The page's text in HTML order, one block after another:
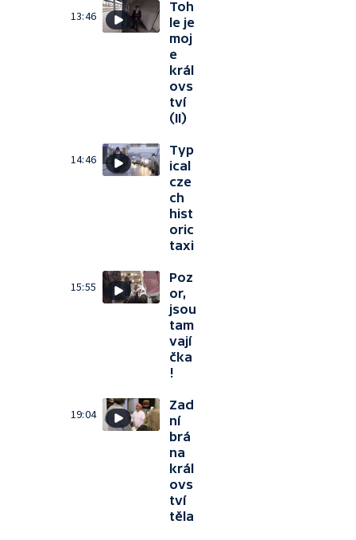
13:46
Toh
le je
moj
e
král
ovs
tví
(II)
14:46
Typ
ical
cze
ch
hist
oric
taxi
15:55
Poz
or,
jsou
tam
vají
čka
!
19:04
Zad
ní
brá
na
král
ovs
tví
těla